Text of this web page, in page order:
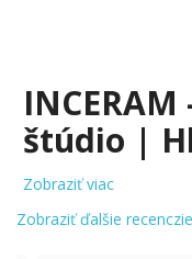
štúdio |
Zobraziť viac
Zobraziť ďalšie recenczie